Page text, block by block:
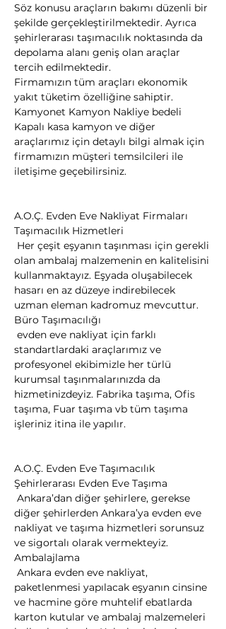
Söz konusu araçların bakımı düzenli bir
şekilde gerçekleştirilmektedir. Ayrıca
şehirlerarası taşımacılık noktasında da
depolama alanı geniş olan araçlar
tercih edilmektedir.
Firmamızın tüm araçları ekonomik
yakıt tüketim özelliğine sahiptir.
Kamyonet Kamyon Nakliye bedeli
Kapalı kasa kamyon ve diğer
araçlarımız için detaylı bilgi almak için
firmamızın müşteri temsilcileri ile
iletişime geçebilirsiniz.
A.O.Ç. Evden Eve Nakliyat Firmaları
Taşımacılık Hizmetleri
olan ambalaj malzemenin en kalitelisini
kullanmaktayız. Eşyada oluşabilecek
hasarı en az düzeye indirebilecek
uzman eleman kadromuz mevcuttur.
Büro Taşımacılığı
standartlardaki araçlarımız ve
profesyonel ekibimizle her türlü
kurumsal taşınmalarınızda da
hizmetinizdeyiz. Fabrika taşıma, Ofis
taşıma, Fuar taşıma vb tüm taşıma
işleriniz itina ile yapılır.
A.O.Ç. Evden Eve Taşımacılık
Şehirlerarası Evden Eve Taşıma
diğer şehirlerden Ankara’ya evden eve
nakliyat ve taşıma hizmetleri sorunsuz
ve sigortalı olarak vermekteyiz.
Ambalajlama
paketlenmesi yapılacak eşyanın cinsine
ve hacmine göre muhtelif ebatlarda
karton kutular ve ambalaj malzemeleri